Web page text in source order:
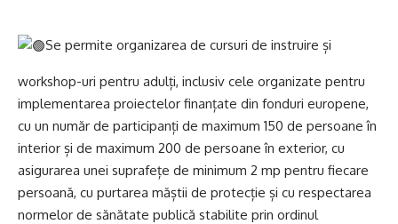
Se permite organizarea de cursuri de instruire și
workshop-uri pentru adulți, inclusiv cele organizate pentru
implementarea proiectelor finanțate din fonduri europene,
cu un număr de participanți de maximum 150 de persoane în
interior și de maximum 200 de persoane în exterior, cu
asigurarea unei suprafețe de minimum 2 mp pentru fiecare
persoană, cu purtarea măștii de protecție și cu respectarea
normelor de sănătate publică stabilite prin ordinul